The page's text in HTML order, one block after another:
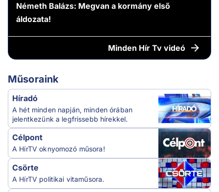
Németh Balázs: Megvan a kormány első
áldozata!
Minden Hír Tv videó
Műsoraink
Híradó
A hét minden napján, minden órában
jelentkezünk a legfrissebb hírekkel.
Célpont
A HírTV oknyomozó műsora!
Csörte
A HírTV politikai vitaműsora.